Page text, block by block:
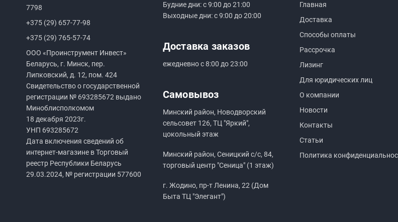
7798
+375 (29) 657-77-98
+375 (29) 765-57-74
ООО «Проинструмент Инвест»
Беларусь, г. Минск, пер.
Липковский, д. 12, пом. 424
Свидетельство о государственной
регистрации № 693285672 выдано
Миноблисполкомом
18 декабря 2023г.
УНП 693285672
Дата включения сведений об
интернет-магазине в Торговый
реестр Республики Беларусь
29.03.2024, № регистрации 577600
Будние дни: с 9:00 до 21:00
Выходные дни: с 9:00 до 20:00
Доставка заказов
ежедневно с 8:00 до 23:00
Самовывоз
Минский район, Новодворский
сельсовет 126, ТЦ "Яркий",
цокольный этаж
Минский район, Сеницкий с/с, 84,
торговый центр "Сеница" (1 этаж)
г. Жодино, пр-т Ленина, 22 (Дом
Быта ТЦ "Элегант")
Главная
Доставка
Способы оплаты
Рассрочка
Лизинг
Для юридических лиц
О компании
Новости
Контакты
Статьи
Политика